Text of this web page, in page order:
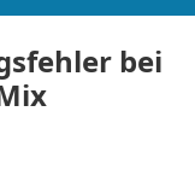
bei